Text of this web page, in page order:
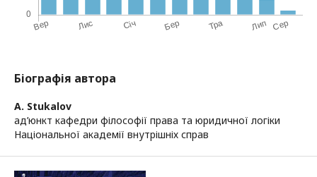
Біографія автора
A. Stukalov
ад’юнкт кафедри філософії права та юридичної логіки
Національної академії внутрішніх справ